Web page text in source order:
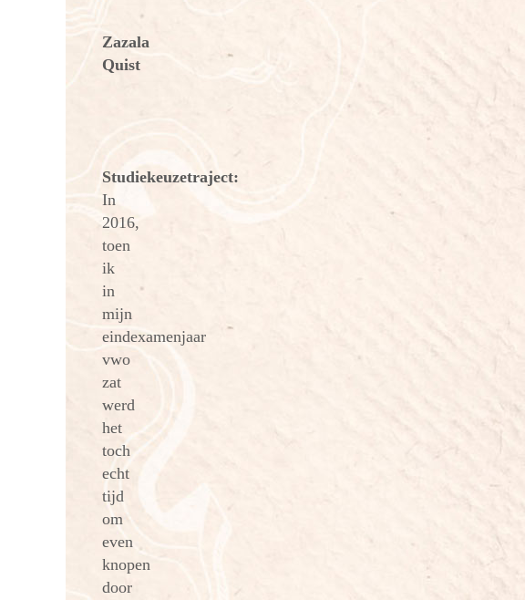
Zazala
Quist
Studiekeuzetraject:
In
2016,
toen
ik
in
mijn
eindexamenjaar
vwo
zat
werd
het
toch
echt
tijd
om
even
knopen
door